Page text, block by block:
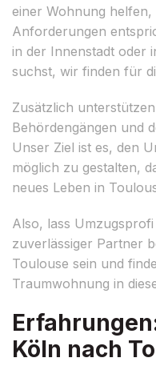
einer Wohnung helfen,
Anforderungen
in der Innenstadt oder
suchst, wir finden für
Zusätzlich
Behördengängen und
Unser Ziel ist es, den
möglich zu gestalten,
neues Leben in
Also, lass
zuverlässiger Partner
Toulouse sein und
Traumwohnung in
Köln nach